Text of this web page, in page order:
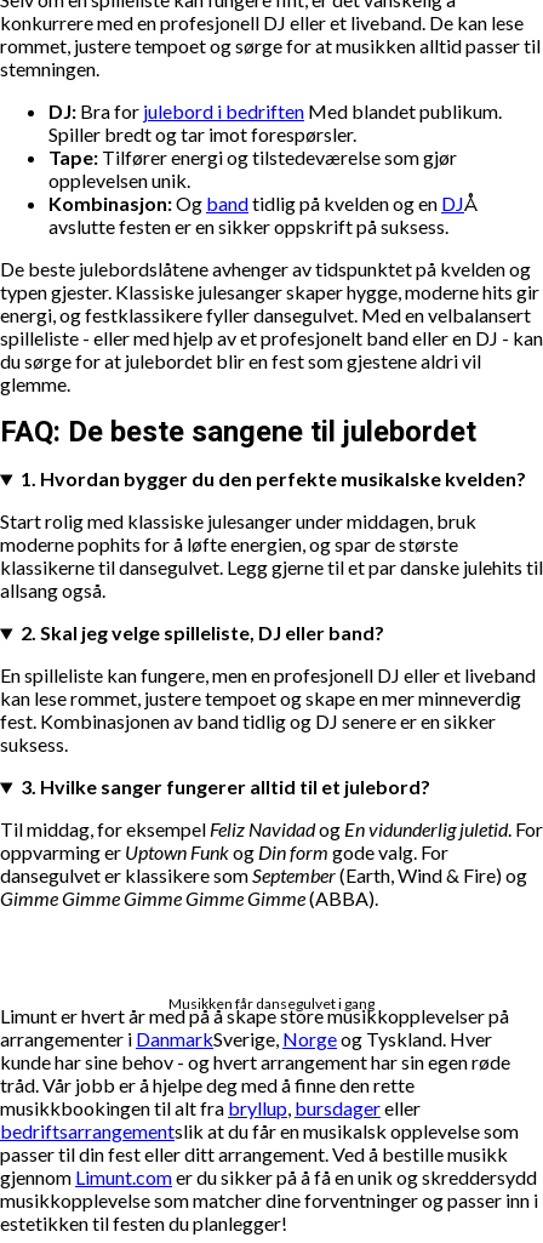
konkurrere med en profesjonell DJ eller et liveband. De kan lese
rommet, justere tempoet og sørge for at musikken alltid passer til
stemningen.
DJ: Bra for julebord i bedriften Med blandet publikum.
Spiller bredt og tar imot forespørsler.
Tape: Tilfører energi og tilstedeværelse som gjør
opplevelsen unik.
Kombinasjon:Og bandtidlig på kvelden og en DJÅ
avslutte festen er en sikker oppskrift på suksess.
De beste julebordslåtene avhenger av tidspunktet på kvelden og
typen gjester. Klassiske julesanger skaper hygge, moderne hits gir
energi, og festklassikere fyller dansegulvet. Med en velbalansert
spilleliste - eller med hjelp av et profesjonelt band eller en DJ - kan
du sørge for at julebordet blir en fest som gjestene aldri vil
glemme.
FAQ: De beste sangene til julebordet
1. Hvordan bygger du den perfekte musikalske kvelden?
Start rolig med klassiske julesanger under middagen, bruk
moderne pophits for å løfte energien, og spar de største
klassikerne til dansegulvet. Legg gjerne til et par danske julehits til
allsang også.
2. Skal jeg velge spilleliste, DJ eller band?
En spilleliste kan fungere, men en profesjonell DJ eller et liveband
kan lese rommet, justere tempoet og skape en mer minneverdig
fest. Kombinasjonen av band tidlig og DJ senere er en sikker
suksess.
3. Hvilke sanger fungerer alltid til et julebord?
Til middag, for eksempel Feliz Navidadog En vidunderlig juletid. For
oppvarming er Uptown Funkog Din form gode valg. For
dansegulvet er klassikere somSeptember(Earth, Wind & Fire) og
Gimme Gimme Gimme Gimme Gimme(ABBA).
Musikken får dansegulvet i gang
Limunt er hvert år med på å skape store musikkopplevelser på
arrangementer i DanmarkSverige, Norgeog Tyskland. Hver
kunde har sine behov - og hvert arrangement har sin egen røde
tråd. Vår jobb er å hjelpe deg med å finne den rette
musikkbookingen til alt fra bryllup, bursdagereller
bedriftsarrangementslik at du får en musikalsk opplevelse som
passer til din fest eller ditt arrangement. Ved å bestille musikk
gjennom Limunt.comer du sikker på å få en unik og skreddersydd
musikkopplevelse som matcher dine forventninger og passer inn i
estetikken til festen du planlegger!